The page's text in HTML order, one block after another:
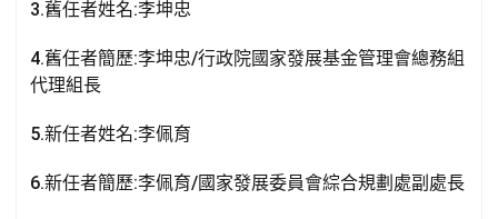
3.舊任者姓名:李坤忠
4.舊任者簡歷:李坤忠/行政院國家發展基金管理會總務組
代理組長
5.新任者姓名:李佩育
6.新任者簡歷:李佩育/國家發展委員會綜合規劃處副處長